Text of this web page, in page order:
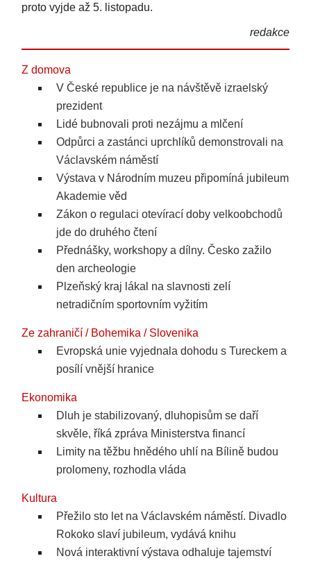
proto vyjde až 5. listopadu.
redakce
Z domova
V České republice je na návštěvě izraelský
prezident
Lidé bubnovali proti nezájmu a mlčení
Odpůrci a zastánci uprchlíků demonstrovali na
Václavském náměstí
Výstava v Národním muzeu připomíná jubileum
Akademie věd
Zákon o regulaci otevírací doby velkoobchodů
jde do druhého čtení
Přednášky, workshopy a dílny. Česko zažilo
den archeologie
Plzeňský kraj lákal na slavnosti zelí
netradičním sportovním vyžitím
Ze zahraničí / Bohemika / Slovenika
Evropská unie vyjednala dohodu s Tureckem a
posílí vnější hranice
Ekonomika
Dluh je stabilizovaný, dluhopisům se daří
skvěle, říká zpráva Ministerstva financí
Limity na těžbu hnědého uhlí na Bílině budou
prolomeny, rozhodla vláda
Kultura
Přežilo sto let na Václavském náměstí. Divadlo
Rokoko slaví jubileum, vydává knihu
Nová interaktivní výstava odhaluje tajemství